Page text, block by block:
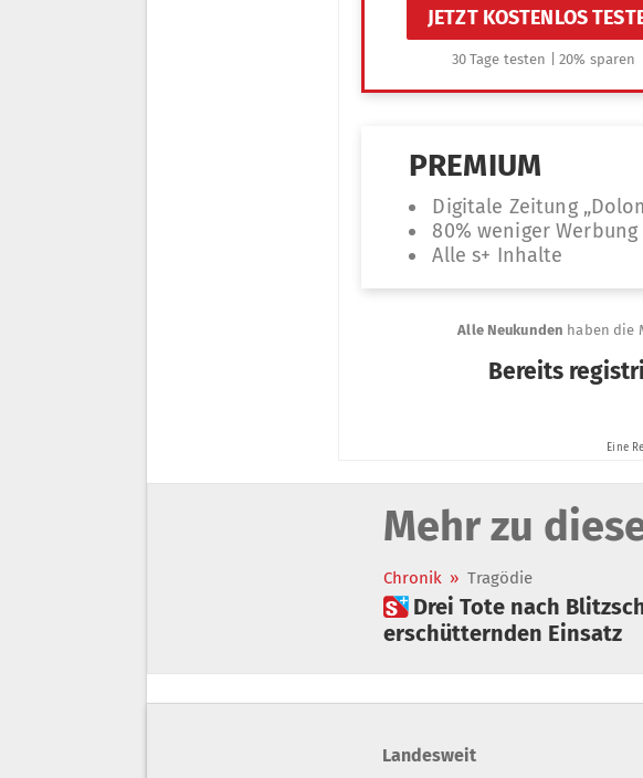
Mehr zu
Chronik » Tragödie
 Drei Tote nach Blitzschlag: Alpinpolizist spricht über den
erschütternden Einsatz
Landesweit